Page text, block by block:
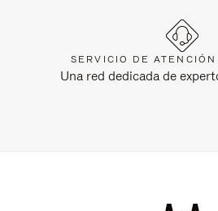
SERVICIO DE
Una red dedicada de